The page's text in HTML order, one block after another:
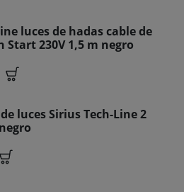
luces de hadas cable de
230V 1,5 m negro
luces Sirius Tech-Line 2